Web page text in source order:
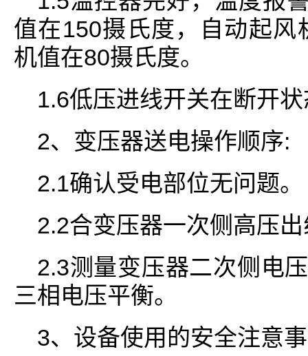
值在150摄氏度，自动起
机值在80摄氏度。
1.6低压进线开关在断开
2、变压器送电操作顺序:
2.1确认受电部位无问题。
2.2合变压器一次侧高压
2.3测量变压器二次侧电
三相电压平衡。
3、设备使用的安全注意